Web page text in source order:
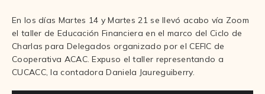
En los días Martes 14 y Martes 21 se llevó acabo vía Zoom
el taller de Educación Financiera en el marco del Ciclo de
Charlas para Delegados organizado por el CEFIC de
Cooperativa ACAC. Expuso el taller representando a
CUCACC, la contadora Daniela Jaureguiberry.